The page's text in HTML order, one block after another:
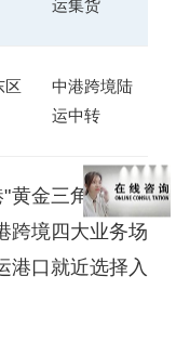
运集货
区
中港跨境陆
运中转
黄金三角仓储网
跨境四大业务场
港口就近选择入